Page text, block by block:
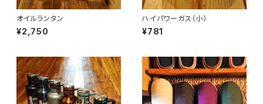
オイルランタン
¥2,750
ハイパワーガス（小）
¥781